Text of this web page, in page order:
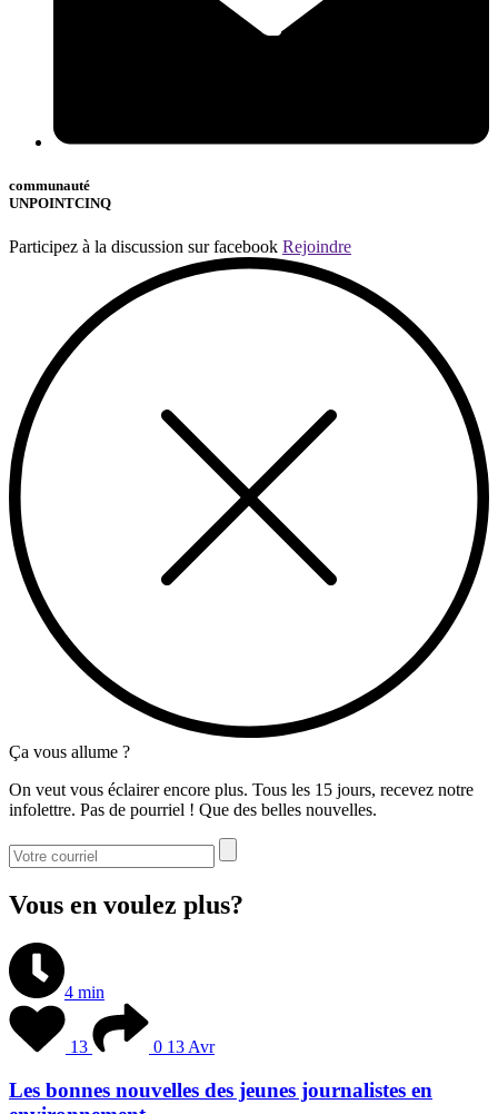
communauté
UNPOINTCINQ
Participez à la discussion sur facebook Rejoindre
Ça vous allume ?
On veut vous éclairer encore plus. Tous les 15 jours, recevez notre
infolettre. Pas de pourriel ! Que des belles nouvelles.
Vous en voulez plus?
4 min
13 0 13 Avr
Les bonnes nouvelles des jeunes journalistes en